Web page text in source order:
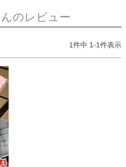
のレビュー
1件中 1-1件表示